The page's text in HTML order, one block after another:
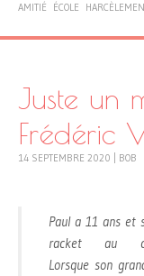
AMITIÉ
ÉCOLE
Juste un
Frédéric
14 SEPTEMBRE 2020 BOB
Paul a 11 ans et
racket au
Lorsque son